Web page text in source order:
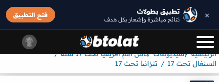
× تطبيق بطولات
نتائج مباشرة وإشعار بكل هدف
فتح التطبيق
الرئيسيه الفيديوهات كأس أمم افريقيا تحت 17 سنة
السنغال تحت 17
تنزانيا تحت 17